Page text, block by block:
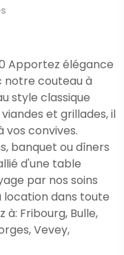
Apportez élégance
couteau à
style classique
et grillades, il
convives.
banquet ou dîners
d'une table
par nos soins
location dans toute
à: Fribourg, Bulle,
Vevey,